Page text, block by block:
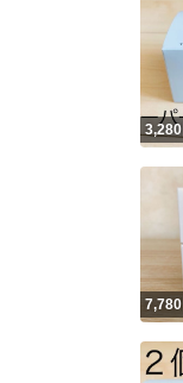
3,280
7,780